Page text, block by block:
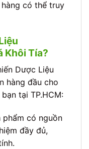
có thể truy
Khôi Tía?
Dược Liệu
hàng đầu cho
tại TP.HCM:
phẩm có nguồn
đầy đủ,